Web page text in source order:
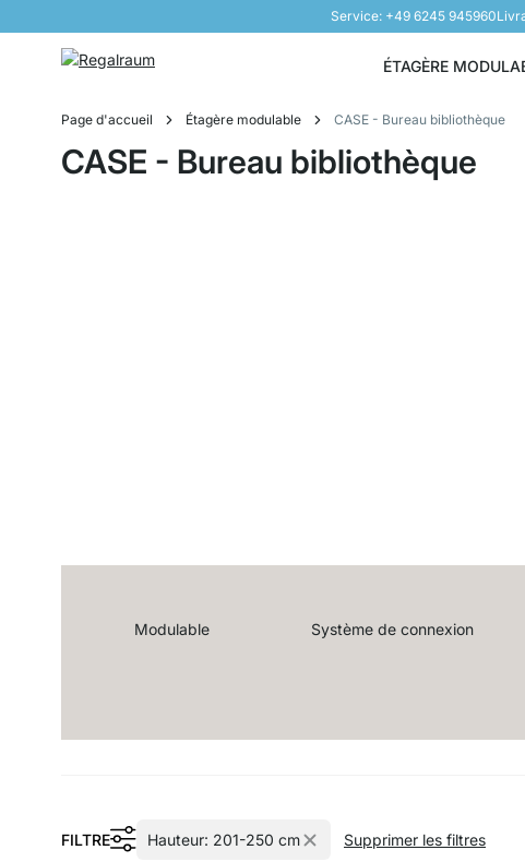
Service: +49 6245 945960
ÉTAGÈRE
Page d'accueil Étagère modulable CASE - Bureau bibliothèque
CASE - Bureau bibliothèque
Modulable Système de connexion
FILTRE Hauteur: 201-250 cm Supprimer les filtres